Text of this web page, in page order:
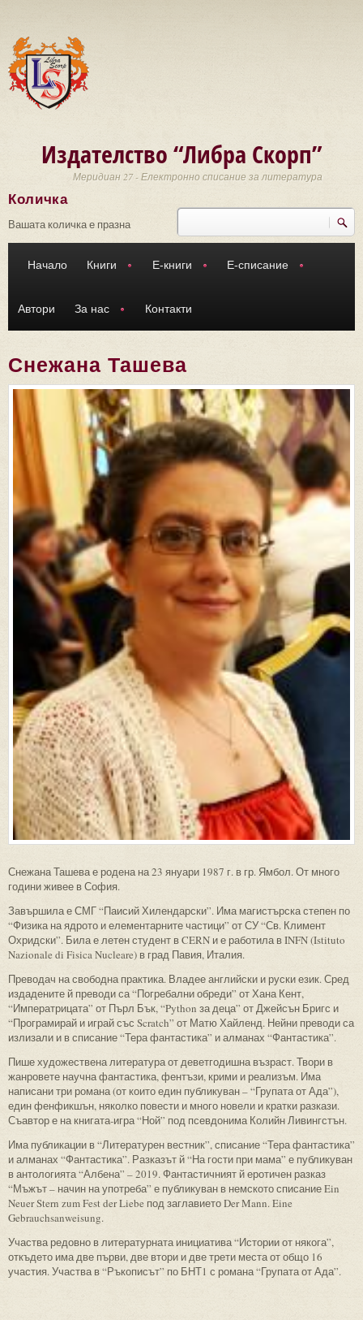
Издателство “Либра Скорп”
Меридиан 27 - Електронно списание за литература
Търси
Количка
Вашата количка е празна
Начало Книги Е-книги Е-списание
Автори За нас Контакти
Снежана Ташева
Снежана Ташева е родена на 23 януари 1987 г. в гр. Ямбол. От много
години живее в София.
Завършила е СМГ “Паисий Хилендарски”. Има магистърска степен по
“Физика на ядрото и елементарните частици” от СУ “Св. Климент
Охридски”. Била е летен студент в CERN и е работила в INFN (Istituto
Nazionale di Fisica Nucleare) в град Павия, Италия.
Преводач на свободна практика. Владее английски и руски език. Сред
издадените й преводи са “Погребални обреди” от Хана Кент,
“Императрицата” от Пърл Бък, “Python за деца” от Джейсън Бригс и
“Програмирай и играй със Scratch” от Матю Хайленд. Нейни преводи са
излизали и в списание “Тера фантастика” и алманах “Фантастика”.
Пише художествена литература от деветгодишна възраст. Твори в
жанровете научна фантастика, фентъзи, крими и реализъм. Има
написани три романа (от които един публикуван – “Групата от Ада”),
един фенфикшън, няколко повести и много новели и кратки разкази.
Съавтор е на книгата-игра “Ной” под псевдонима Колийн Ливингстън.
Има публикации в “Литературен вестник”, списание “Тера фантастика”
и алманах “Фантастика”. Разказът й “На гости при мама” е публикуван
в антологията “Албена” – 2019. Фантастичният й еротичен разказ
“Мъжът – начин на употреба” е публикуван в немското списание Ein
Neuer Stern zum Fest der Liebe под заглавието Der Mann. Eine
Gebrauchsanweisung.
Участва редовно в литературната инициатива “Истории от някога”,
откъдето има две първи, две втори и две трети места от общо 16
участия. Участва в “Ръкописът” по БНТ1 с романа “Групата от Ада”.